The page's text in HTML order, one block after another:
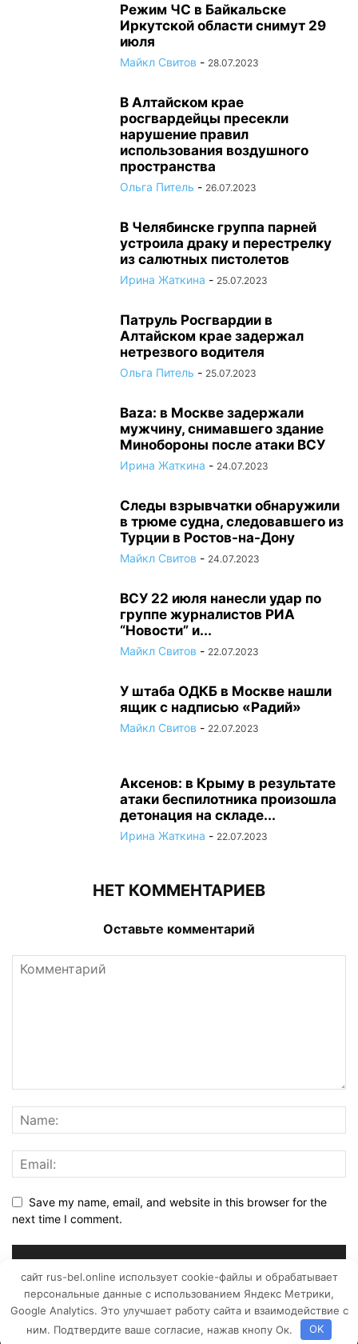
Режим ЧС в Байкальске
Иркутской области снимут 29
июля
Майкл Свитов - 28.07.2023
В Алтайском крае
росгвардейцы пресекли
нарушение правил
использования воздушного
пространства
Ольга Питель - 26.07.2023
В Челябинске группа парней
устроила драку и перестрелку
из салютных пистолетов
Ирина Жаткина - 25.07.2023
Патруль Росгвардии в
Алтайском крае задержал
нетрезвого водителя
Ольга Питель - 25.07.2023
Baza: в Москве задержали
мужчину, снимавшего здание
Минобороны после атаки ВСУ
Ирина Жаткина - 24.07.2023
Следы взрывчатки обнаружили
в трюме судна, следовавшего из
Турции в Ростов-на-Дону
Майкл Свитов - 24.07.2023
ВСУ 22 июля нанесли удар по
группе журналистов РИА
“Новости” и...
Майкл Свитов - 22.07.2023
У штаба ОДКБ в Москве нашли
ящик с надписью «Радий»
Майкл Свитов - 22.07.2023
Аксенов: в Крыму в результате
атаки беспилотника произошла
детонация на складе...
Ирина Жаткина - 22.07.2023
НЕТ КОММЕНТАРИЕВ
Оставьте комментарий
Save my name, email, and website in this browser for the
next time I comment.
сайт rus-bel.online использует cookie-файлы и обрабатывает
персональные данные с использованием Яндекс Метрики,
Google Analytics. Это улучшает работу сайта и взаимодействие с
ним. Подтвердите ваше согласие, нажав кнопу Ок.
OK